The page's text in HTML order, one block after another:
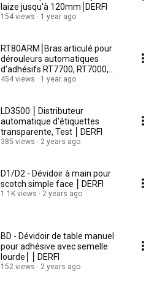
laize jusqu'à 120mm⎮DERFI
154 views 1 year ago
RT80ARM⎮Bras articulé pour
dérouleurs automatiques
d'adhésifs RT7700, RT7000,
RT120W⎮DERFI
454 views 1 year ago
LD3500 ⎮ Distributeur
automatique d'étiquettes
transparente, Test ⎮ DERFI
385 views 2 years ago
D1/D2 - Dévidoir à main pour
scotch simple face ⎮ DERFI
1.1K views 2 years ago
BD - Dévidoir de table manuel
pour adhésive avec semelle
lourde⎮ ⎮ DERFI
152 views 2 years ago